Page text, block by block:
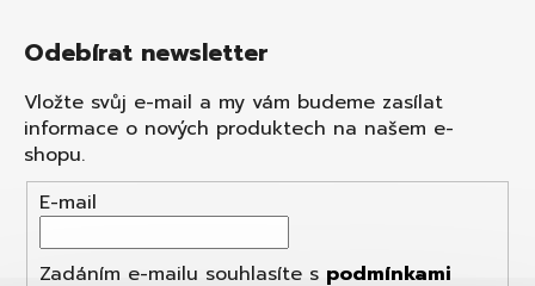
Odebírat newsletter
Vložte svůj e-mail a my vám budeme zasílat
informace o nových produktech na našem e-
shopu.
E-mail
Zadáním e-mailu souhlasíte s podmínkami